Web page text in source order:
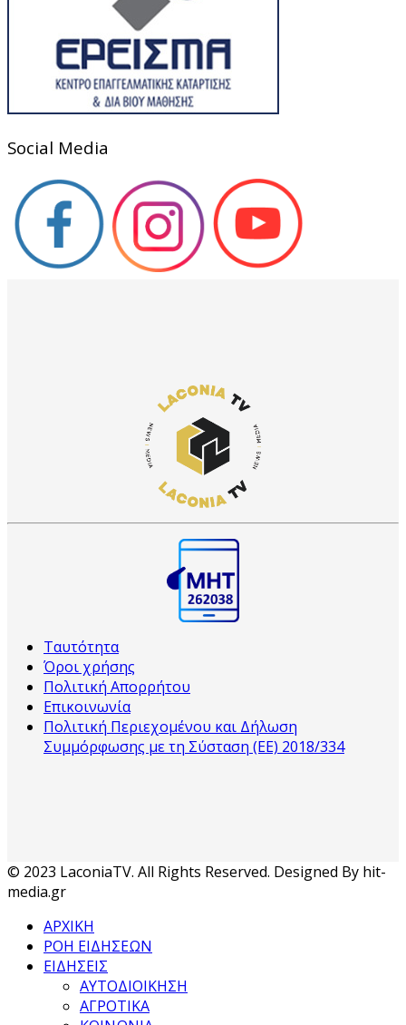
Social Media
Ταυτότητα
Όροι χρήσης
Πολιτική Απορρήτου
Επικοινωνία
Πολιτική Περιεχομένου και Δήλωση
Συμμόρφωσης με τη Σύσταση (ΕΕ) 2018/334
© 2023 LaconiaTV. All Rights Reserved. Designed By hit-
media.gr
ΑΡΧΙΚΗ
ΡΟΗ ΕΙΔΗΣΕΩΝ
ΕΙΔΗΣΕΙΣ
ΑΥΤΟΔΙΟΙΚΗΣΗ
ΑΓΡΟΤΙΚΑ